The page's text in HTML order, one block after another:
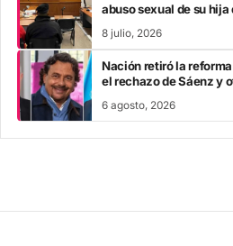
abuso sexual de su
8 julio, 2026
Nación retiró la
el rechazo de Sáenz y
6 agosto, 2026